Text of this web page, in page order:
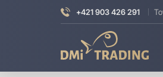
+421 903 426 291
Trading